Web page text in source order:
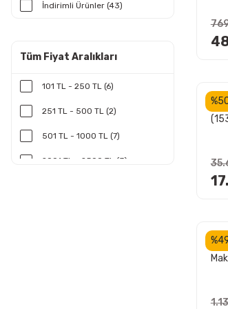
NORTON (1)
İndirimli Ürünler (43)
Tüm Fiyat Aralıkları
101 TL - 250 TL (6)
251 TL - 500 TL (2)
501 TL - 1000 TL (7)
2001 TL - 2500 TL (3)